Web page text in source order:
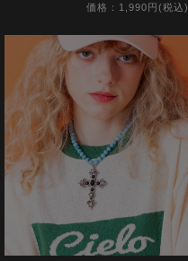
価格：1,990円(税込)